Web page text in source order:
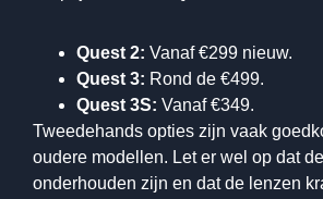
Quest 2: Vanaf €299 nieuw.
Quest 3: Rond de €499.
Quest 3S: Vanaf €349.
Tweedehands opties zijn vaak
oudere modellen. Let er wel op dat
onderhouden zijn en dat de lenzen